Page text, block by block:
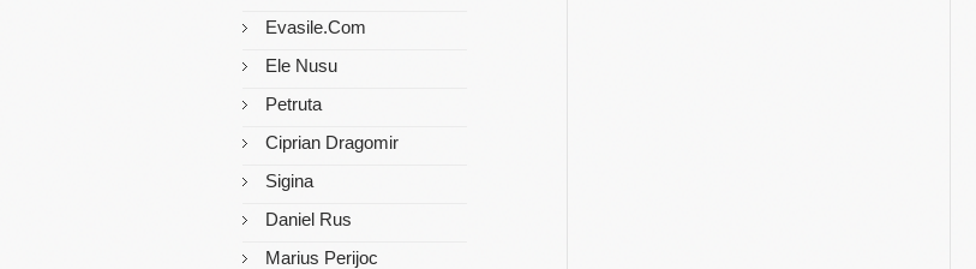
Evasile.com
Ele Nusu
Petruta
Ciprian Dragomir
Sigina
Daniel Rus
Marius Perijoc